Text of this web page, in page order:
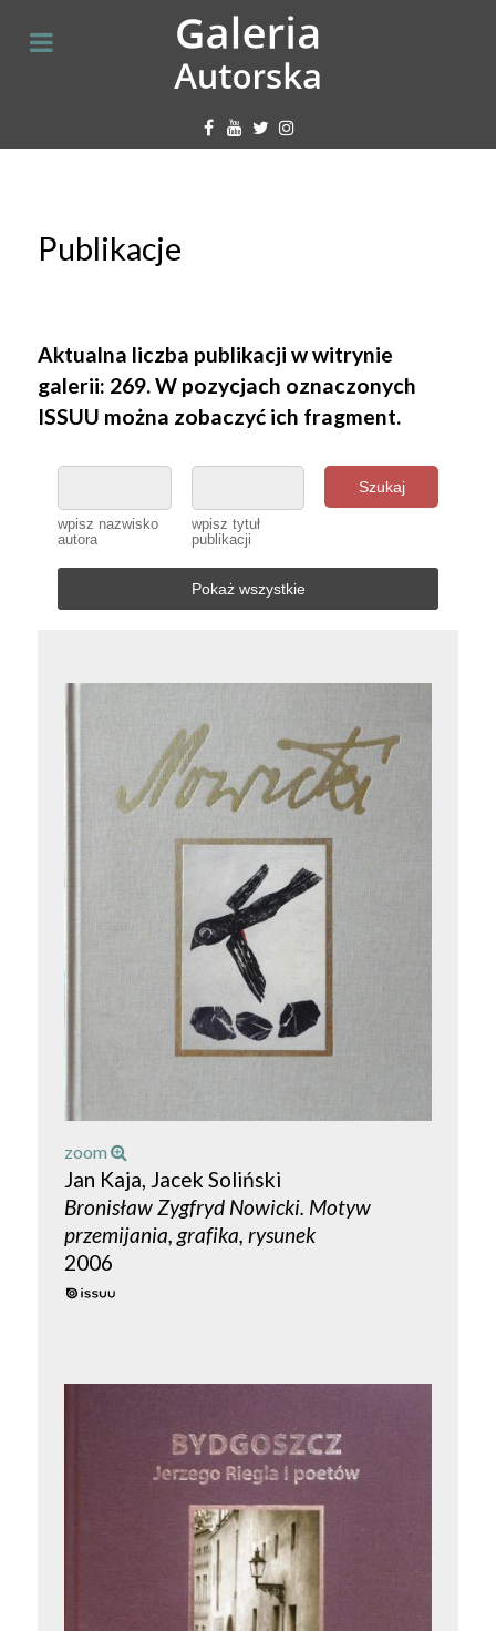
Publikacje
Aktualna liczba publikacji w witrynie
galerii: 269. W pozycjach oznaczonych
ISSUU można zobaczyć ich fragment.
wpisz nazwisko
autora
wpisz tytuł
publikacji
Szukaj
Pokaż wszystkie
zoom
Jan Kaja, Jacek Soliński
Bronisław Zygfryd Nowicki. Motyw
przemijania, grafika, rysunek
2006